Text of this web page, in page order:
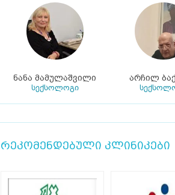
ნანა მამულაშვილი
სექსოლოგი
არჩილ
რეკომენდებული კლინიკები